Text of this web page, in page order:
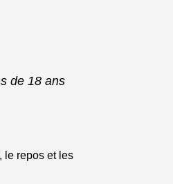
de 18 ans
le repos et les